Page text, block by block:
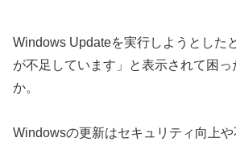
Windows Updateを実行しようとした
が不足しています」と表示されて困
か。
Windowsの更新はセキュリティ向上